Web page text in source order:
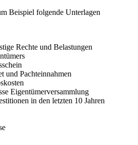
Beispiel folgende Unterlagen
Rechte und Belastungen
und Pachteinnahmen
Eigentümerversammlung
in den letzten 10 Jahren